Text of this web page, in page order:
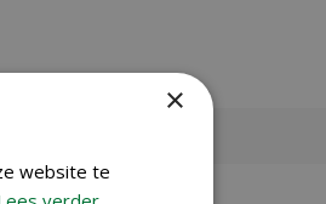
×
website te